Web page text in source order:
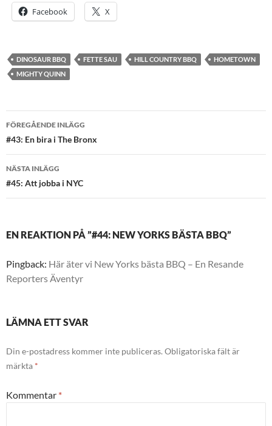
Facebook X
DINOSAUR BBQ FETTE SAU HILL COUNTRY BBQ
HOMETOWN
MIGHTY QUINN
Inläggsnavigering
FÖREGÅENDE INLÄGG
#43: En bira i The Bronx
NÄSTA INLÄGG
#45: Att jobba i NYC
EN REAKTION PÅ ”#44: NEW YORKS BÄSTA BBQ”
Pingback: Här äter vi New Yorks bästa BBQ – En Resande
Reporters Äventyr
LÄMNA ETT SVAR
Din e-postadress kommer inte publiceras. Obligatoriska fält är
märkta *
Kommentar *